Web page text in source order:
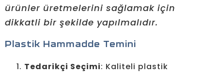
ürünler üretmelerini sağlamak için
dikkatli bir şekilde yapılmalıdır.
Plastik Hammadde Temini
Tedarikçi Seçimi: Kaliteli plastik